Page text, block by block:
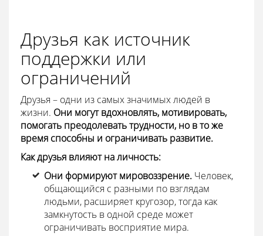
Друзья как источник
поддержки или
ограничений
Друзья – одни из самых значимых людей в
жизни. Они могут вдохновлять, мотивировать,
помогать преодолевать трудности, но в то же
время способны и ограничивать развитие.
Как друзья влияют на личность:
Они формируют мировоззрение. Человек,
общающийся с разными по взглядам
людьми, расширяет кругозор, тогда как
замкнутость в одной среде может
ограничивать восприятие мира.